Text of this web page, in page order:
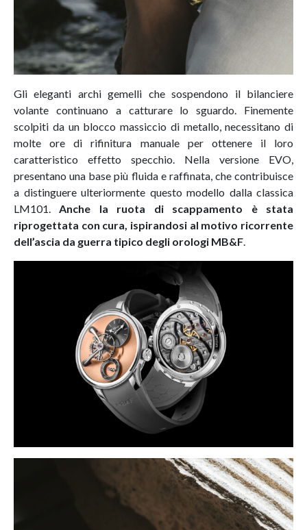
Gli eleganti archi gemelli che sospendono il bilanciere
volante continuano a catturare lo sguardo. Finemente
scolpiti da un blocco massiccio di metallo, necessitano di
molte ore di rifinitura manuale per ottenere il loro
caratteristico effetto specchio. Nella versione EVO,
presentano una base più fluida e raffinata, che contribuisce
a distinguere ulteriormente questo modello dalla classica
LM101.Anche la ruota di scappamento è stata
riprogettata con cura, ispirandosi al motivo ricorrente
dell’ascia da guerra tipico degli orologi MB&F.